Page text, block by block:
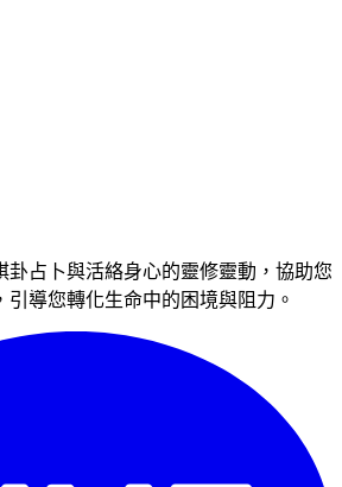
卦占卜與活絡身心的靈修靈動，協助您
導您轉化生命中的困境與阻力。